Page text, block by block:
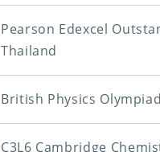
Pearson Edexcel
Thailand
British Physics
C3L6 Cambridge